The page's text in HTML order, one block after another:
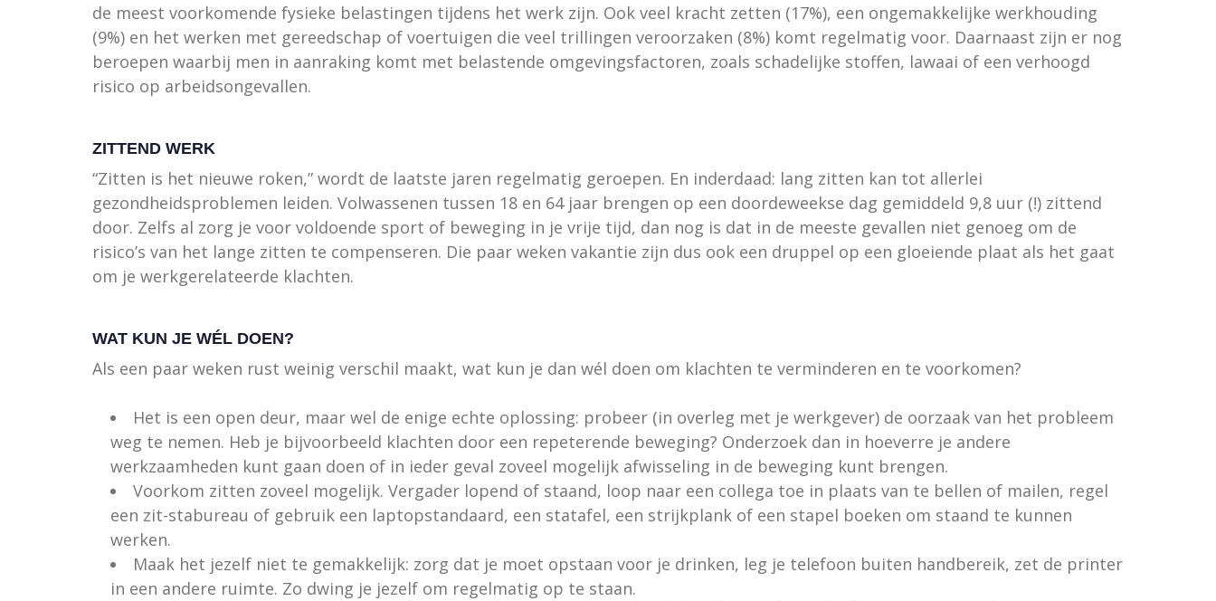
de meest voorkomende fysieke belastingen tijdens het werk zijn. Ook veel kracht zetten (17%), een ongemakkelijke werkhouding
(9%) en het werken met gereedschap of voertuigen die veel trillingen veroorzaken (8%) komt regelmatig voor. Daarnaast zijn er nog
beroepen waarbij men in aanraking komt met belastende omgevingsfactoren, zoals schadelijke stoffen, lawaai of een verhoogd
risico op arbeidsongevallen.
ZITTEND WERK
“Zitten is het nieuwe roken,” wordt de laatste jaren regelmatig geroepen. En inderdaad: lang zitten kan tot allerlei
gezondheidsproblemen leiden. Volwassenen tussen 18 en 64 jaar brengen op een doordeweekse dag gemiddeld 9,8 uur (!) zittend
door. Zelfs al zorg je voor voldoende sport of beweging in je vrije tijd, dan nog is dat in de meeste gevallen niet genoeg om de
risico’s van het lange zitten te compenseren. Die paar weken vakantie zijn dus ook een druppel op een gloeiende plaat als het gaat
om je werkgerelateerde klachten.
WAT KUN JE WÉL DOEN?
Als een paar weken rust weinig verschil maakt, wat kun je dan wél doen om klachten te verminderen en te voorkomen?
Het is een open deur, maar wel de enige echte oplossing: probeer (in overleg met je werkgever) de oorzaak van het probleem
weg te nemen. Heb je bijvoorbeeld klachten door een repeterende beweging? Onderzoek dan in hoeverre je andere
werkzaamheden kunt gaan doen of in ieder geval zoveel mogelijk afwisseling in de beweging kunt brengen.
Voorkom zitten zoveel mogelijk. Vergader lopend of staand, loop naar een collega toe in plaats van te bellen of mailen, regel
een zit-stabureau of gebruik een laptopstandaard, een statafel, een strijkplank of een stapel boeken om staand te kunnen
werken.
Maak het jezelf niet te gemakkelijk: zorg dat je moet opstaan voor je drinken, leg je telefoon buiten handbereik, zet de printer
in een andere ruimte. Zo dwing je jezelf om regelmatig op te staan.